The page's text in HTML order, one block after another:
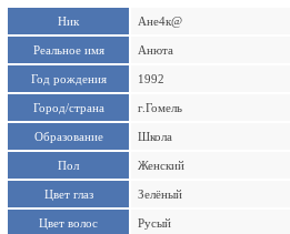
Ник Ане4к@
Реальное имя Анюта
Год рождения 1992
Город/страна г.Гомель
Образование Школа
Пол Женский
Цвет глаз Зелёный
Цвет волос Русый